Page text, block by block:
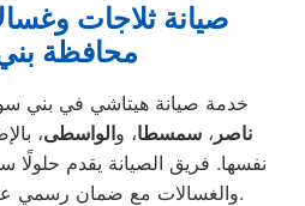
صيانة ثلاجات
محافظة
خدمة صيانة هيتاشي في بني
ناصر ،سمسطا، والواسطى،
نفسها. فريق الصيانة يقدم حلولًا
والغسالات مع ضمان رسمي على قطع الغيار المستبدلة.